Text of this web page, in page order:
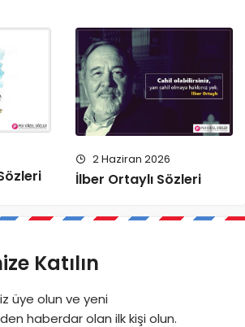
2 Haziran 2026
İlber Ortaylı Sözleri
Katılın
üye olun ve yeni
haberdar olan ilk kişi olun.